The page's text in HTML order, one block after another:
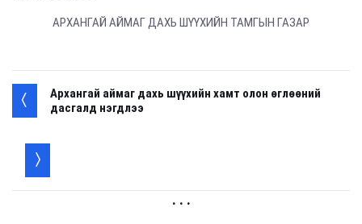
АРХАНГАЙ АЙМАГ ДАХЬ ШҮҮХИЙН ТАМГЫН ГАЗАР
Архангай аймаг дахь шүүхийн хамт олон өглөөний
дасгалд нэгдлээ
. . .